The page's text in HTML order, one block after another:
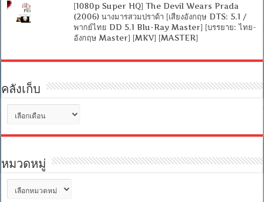
[1080p Super HQ] The Devil Wears Prada
(2006) นางมารสวมปราด้า [เสียงอังกฤษ DTS: 5.1 /
พากย์ไทย DD 5.1 Blu-Ray Master] [บรรยาย: ไทย-
อังกฤษ Master] [MKV] [MASTER]
คลังเก็บ
เก็บ
หมวดหมู่
หมู่